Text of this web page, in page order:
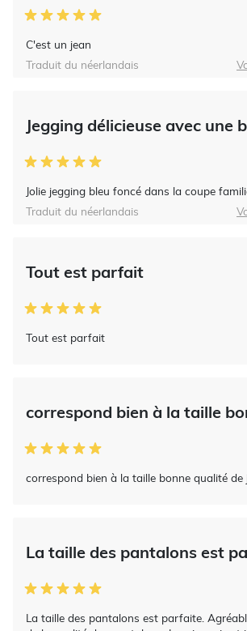
C'est un jean
Traduit du néerlandais
Jegging délicieuse avec une
Jolie jegging bleu foncé dans la coupe
Traduit du néerlandais
Tout est parfait
Tout est parfait
correspond bien à la taille
correspond bien à la taille bonne qualité de
La taille des pantalons est
La taille des pantalons est parfaite.